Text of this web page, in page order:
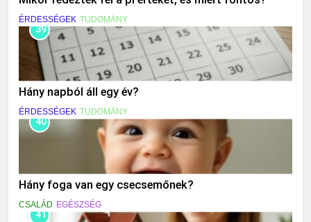
ÉRDESSÉGEK TUDOMÁNY
39
Hány napból áll egy év?
ÉRDESSÉGEK TUDOMÁNY
40
Hány foga van egy csecsemőnek?
CSALÁD EGÉSZSÉG
41